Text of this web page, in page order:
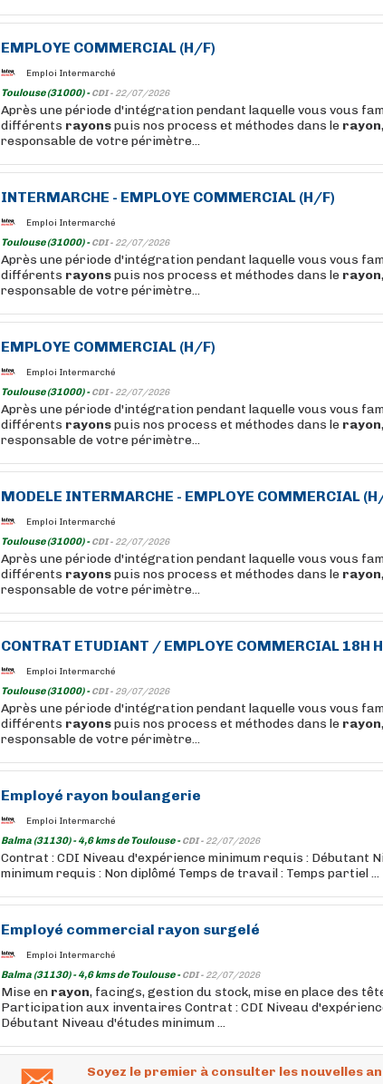
EMPLOYE COMMERCIAL (H/F)
Emploi Intermarché
Toulouse (31000) -CDI - 22/07/2026
Après une période d'intégration pendant laquelle vous vous
différents rayonspuis nos process et méthodes dans le rayon
responsable de votre périmètre...
INTERMARCHE - EMPLOYE COMMERCIAL (H/F)
Emploi Intermarché
Toulouse (31000) -CDI - 22/07/2026
Après une période d'intégration pendant laquelle vous vous
différents rayonspuis nos process et méthodes dans le rayon
responsable de votre périmètre...
EMPLOYE COMMERCIAL (H/F)
Emploi Intermarché
Toulouse (31000) -CDI - 22/07/2026
Après une période d'intégration pendant laquelle vous vous
différents rayonspuis nos process et méthodes dans le rayon
responsable de votre périmètre...
MODELE INTERMARCHE - EMPLOYE COMMERCIAL
Emploi Intermarché
Toulouse (31000) -CDI - 22/07/2026
Après une période d'intégration pendant laquelle vous vous
différents rayonspuis nos process et méthodes dans le rayon
responsable de votre périmètre...
CONTRAT ETUDIANT / EMPLOYE COMMERCIAL 18H
Emploi Intermarché
Toulouse (31000) -CDI - 29/07/2026
Après une période d'intégration pendant laquelle vous vous
différents rayonspuis nos process et méthodes dans le rayon
responsable de votre périmètre...
Employé rayon boulangerie
Emploi Intermarché
Balma (31130) - 4,6 kms de Toulouse -CDI - 22/07/2026
Contrat : CDI Niveau d'expérience minimum requis : Débutant
minimum requis : Non diplômé Temps de travail : Temps partiel ...
Employé commercial rayon surgelé
Emploi Intermarché
Balma (31130) - 4,6 kms de Toulouse -CDI - 22/07/2026
Mise en rayon, facings, gestion du stock, mise en place des
Participation aux inventaires Contrat : CDI Niveau
Débutant Niveau d'études minimum ...
Soyez le premier à consulter les nouvelles